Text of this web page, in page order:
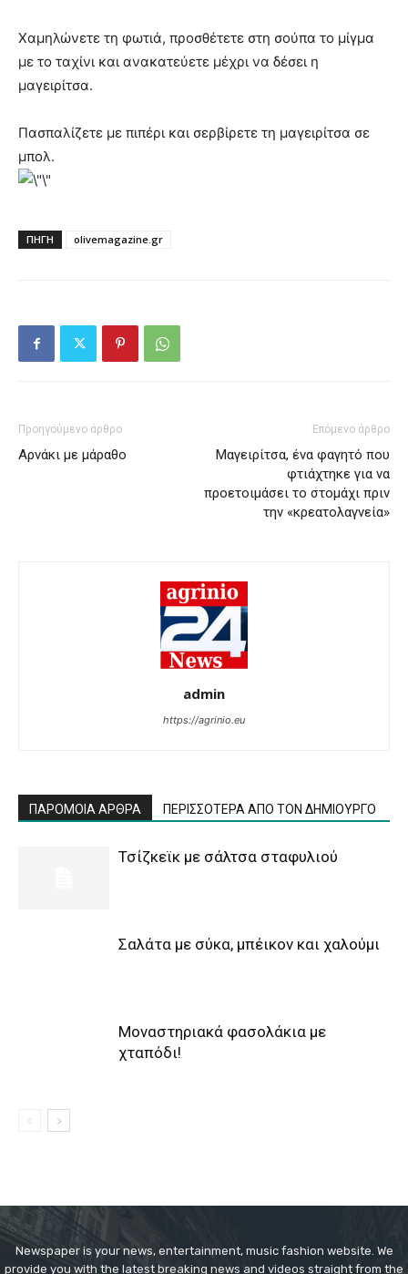
Χαμηλώνετε τη φωτιά, προσθέτετε στη σούπα το μίγμα
με το ταχίνι και ανακατεύετε μέχρι να δέσει η
μαγειρίτσα.
Πασπαλίζετε με πιπέρι και σερβίρετε τη μαγειρίτσα σε
μπολ.
ΠΗΓΗ olivemagazine.gr
Προηγούμενο άρθρο
Αρνάκι με μάραθο
Επόμενο άρθρο
Μαγειρίτσα, ένα φαγητό που
φτιάχτηκε για να
προετοιμάσει το στομάχι πριν
την «κρεατολαγνεία»
admin
https://agrinio.eu
ΠΑΡΟΜΟΙΑ ΑΡΘΡΑ ΠΕΡΙΣΣΟΤΕΡΑ ΑΠΟ ΤΟΝ ΔΗΜΙΟΥΡΓΟ
Τσίζκεϊκ με σάλτσα σταφυλιού
Σαλάτα με σύκα, μπέικον και χαλούμι
Μοναστηριακά φασολάκια με
χταπόδι!
Newspaper is your news, entertainment, music fashion website. We
provide you with the latest breaking news and videos straight from the